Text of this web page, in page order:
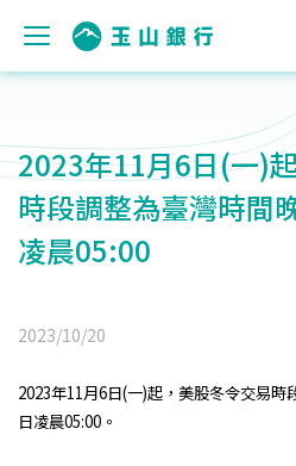
2023年11月6日(一)
時段調整為臺灣時間
凌晨05:00
2023/10/20
2023年11月6日(一)起，美股冬令交易
日凌晨05:00。